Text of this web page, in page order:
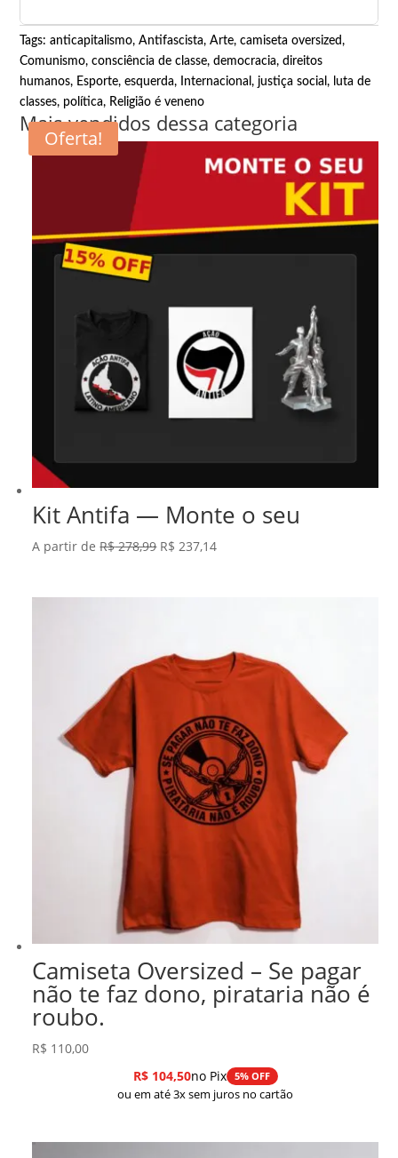
Tags:anticapitalismo,Antifascista,Arte,camiseta oversized,
Comunismo,consciência de classe,democracia,direitos
humanos, Esporte,esquerda, Internacional, justiça social, luta de
classes, política, Religião é veneno
Mais vendidos dessa categoria
Oferta!
Kit Antifa — Monte o seu
A partir deR$278,99 O
R$ 237,14O
Camiseta Oversized – Se pagar
não te faz dono, pirataria não é
roubo.
R$ 110,00
R$104,50no Pix 5% OFF
ou em até 3x sem juros no cartão